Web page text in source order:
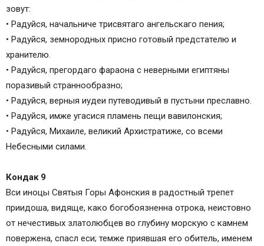
зовут:
• Радуйся, начальниче трисвятаго ангельскаго пения;
• Радуйся, земнородных присно готовый предстателю и
хранителю.
• Радуйся, прегордаго фараона с неверными египтяны
поразивый страннообразно;
• Радуйся, верныя иудеи путеводивый в пустыни преславно.
• Радуйся, имже угасися пламень пещи вавилонския;
• Радуйся, Михаиле, великий Архистратиже, со всеми
Небесными силами.
Кондак 9
Вси иноцы Святыя Горы Афонския в радостный трепет
приидоша, видяще, како богобоязненна отрока, неистовно
от нечестивых златолюбцев во глубину морскую с камнем
повержена, спасл еси; темже приявшая его обитель, именем